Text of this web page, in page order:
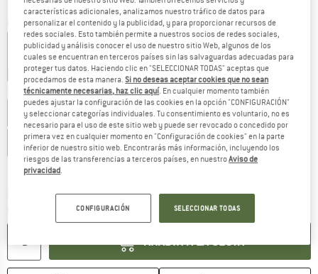
Color:Pond Blue
25% 25% 25%
Elegir talla:
EU92 EU104 EU116 EU128 EU140 EU152
EU164
Guía de tallas
Plazo de entrega: 5-7 días laborablesEl enlace se abre en una ventana
AÑADIR A LA CESTA
características adicionales, analizamos nuestro tráfico de datos para
personalizar el contenido y la publicidad, y para proporcionar recursos de
redes sociales. Esto también permite a nuestros socios de redes sociales,
publicidad y análisis conocer el uso de nuestro sitio Web, algunos de los
cuales se encuentran en terceros países sin las salvaguardas adecuadas para
proteger tus datos. Haciendo clic en "SELECCIONAR TODAS" aceptas que
procedamos de esta manera.Si no deseas aceptar cookies que no sean
técnicamente necesarias, haz clic aquí. En cualquier momento también
puedes ajustar la configuración de las cookies en la opción "CONFIGURACIÓN"
y seleccionar categorías individuales. Tu consentimiento es voluntario, no es
necesario para el uso de este sitio web y puede ser revocado o concedido por
primera vez en cualquier momento en "Configuración de cookies" en la parte
inferior de nuestro sitio web. Encontrarás más información, incluyendo los
riesgos de las transferencias a terceros países, en nuestroAviso de
privacidad.
CONFIGURACIÓN SELECCIONAR TODAS